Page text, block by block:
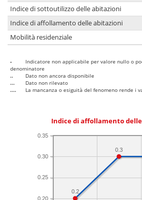
Indice di sottoutilizzo delle abitazioni
Indice di affollamento delle abitazioni
Mobilità residenziale
-
Indicatore non applicabile per valore nullo o
denominatore
..
Dato non ancora disponibile
...
Dato non rilevato
....
La mancanza o esiguità del fenomeno rende i
Indice di affollamento
0.20
0.25
0.30
0.35
0.3
0.2